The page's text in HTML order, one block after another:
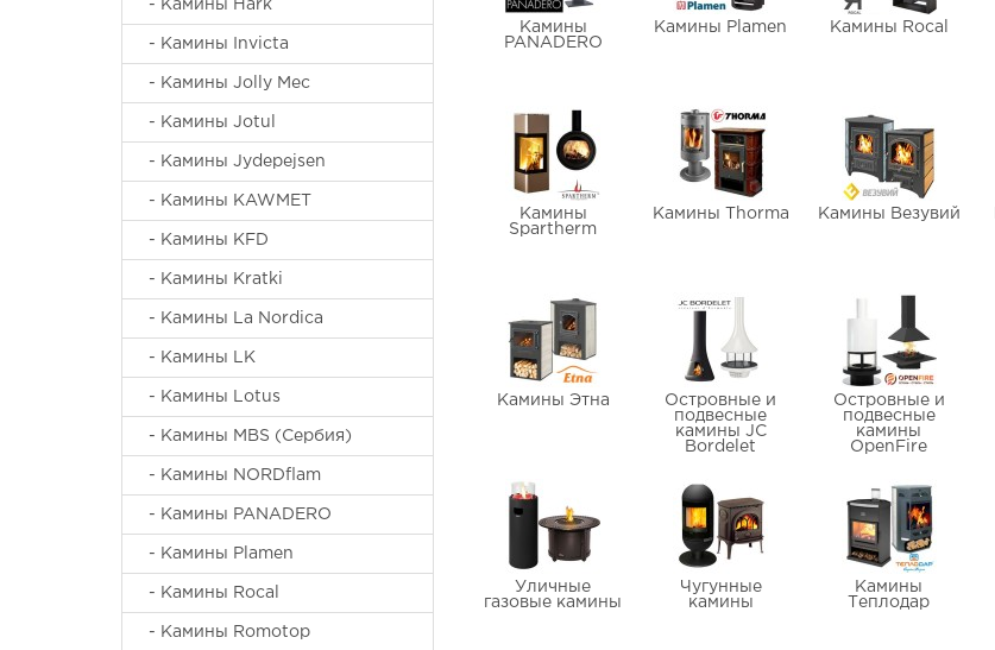
- Камины Hark
- Камины Invicta
- Камины Jolly Mec
- Камины Jotul
- Камины Jydepejsen
- Камины KAWMET
- Камины KFD
- Камины Kratki
- Камины La Nordica
- Камины LK
- Камины Lotus
- Камины MBS (Сербия)
- Камины NORDflam
- Камины PANADERO
- Камины Plamen
- Камины Rocal
- Камины Romotop
Камины
PANADERO
Камины Plamen Камины Rocal
Камины
Spartherm
Камины Thorma Камины Везувий
Камины Этна
Островные и
подвесные
камины JC
Bordelet
Островные и
подвесные
камины
OpenFire
Уличные
газовые камины
Чугунные
камины
Камины
Теплодар